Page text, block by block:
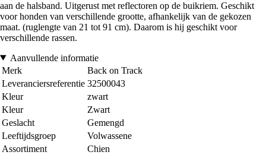
aan de halsband. Uitgerust met reflectoren op de buikriem. Geschikt
voor honden van verschillende grootte, afhankelijk van de gekozen
maat. (ruglengte van 21 tot 91 cm). Daarom is hij geschikt voor
verschillende rassen.
Aanvullende informatie
Merk
Back on Track
Leveranciersreferentie 32500043
Kleur
zwart
Kleur
Zwart
Geslacht
Gemengd
Leeftijdsgroep
Volwassene
Assortiment
Chien